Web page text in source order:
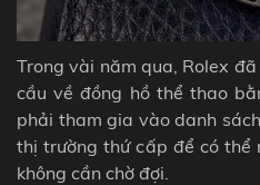
Trong vài năm qua, Rolex
cầu về đồng hồ thể thao
phải tham gia vào danh
thị trường thứ cấp để có thể
không cần chờ đợi.